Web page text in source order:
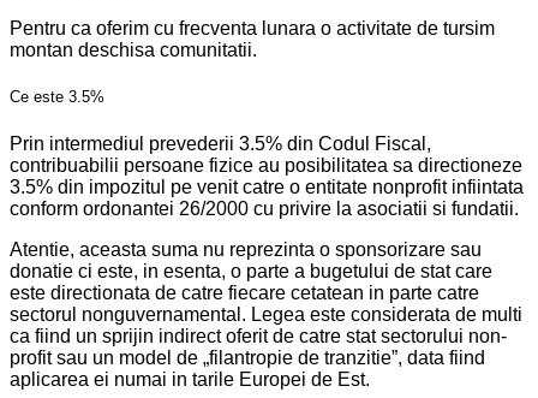
Pentru ca oferim cu frecventa lunara o activitate de tursim
montan deschisa comunitatii.
Ce este 3.5%
Prin intermediul prevederii 3.5% din Codul Fiscal,
contribuabilii persoane fizice au posibilitatea sa directioneze
3.5% din impozitul pe venit catre o entitate nonprofit infiintata
conform ordonantei 26/2000 cu privire la asociatii si fundatii.
Atentie, aceasta suma nu reprezinta o sponsorizare sau
donatie ci este, in esenta, o parte a bugetului de stat care
este directionata de catre fiecare cetatean in parte catre
sectorul nonguvernamental. Legea este considerata de multi
ca fiind un sprijin indirect oferit de catre stat sectorului non-
profit sau un model de „filantropie de tranzitie”, data fiind
aplicarea ei numai in tarile Europei de Est.